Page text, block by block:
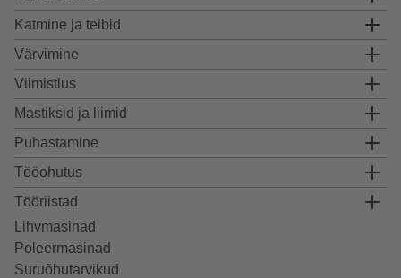
Katmine ja teibid
Värvimine
Viimistlus
Mastiksid ja liimid
Puhastamine
Tööohutus
Tööriistad
Lihvmasinad
Poleermasinad
Suruõhutarvikud